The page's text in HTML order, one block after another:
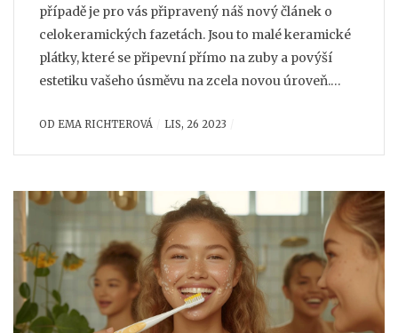
případě je pro vás připravený náš nový článek o
celokeramických fazetách. Jsou to malé keramické
plátky, které se připevní přímo na zuby a povýší
estetiku vašeho úsměvu na zcela novou úroveň.
úžasné výsledky můžete očekávat. Stejně jako já,
OD EMA RICHTEROVÁ LIS, 26 2023